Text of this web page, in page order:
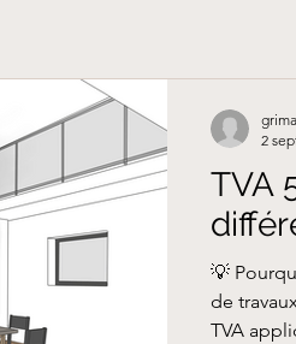
TVA
💡
de
TVA
2